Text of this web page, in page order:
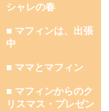
シャレの春
■ マフィンは、出張
中
■ ママとマフィン
■ マフィンからのク
リスマス・プレゼン